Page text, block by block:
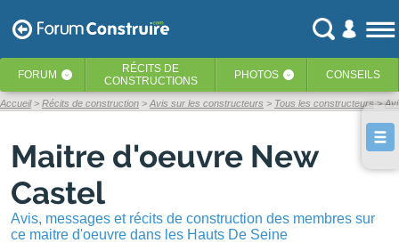
FORUM ‹ RÉCITS DE
CONSTRUCTIONS
PHOTOS ‹ CONSEILS
Accueil Récits de construction Avis sur les constructeurs Tous les constructeurs
Maitre d'oeuvre New
Castel
Avis, messages et récits de construction des membres sur
ce maitre d'oeuvre dans les Hauts De Seine